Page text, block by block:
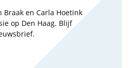
Braak en Carla Hoetink
op Den Haag. Blijf